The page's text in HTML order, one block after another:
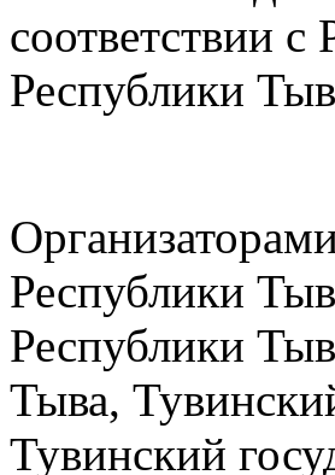
соответствии
Республики
Республики
Республики
Тыва,
Тувинский